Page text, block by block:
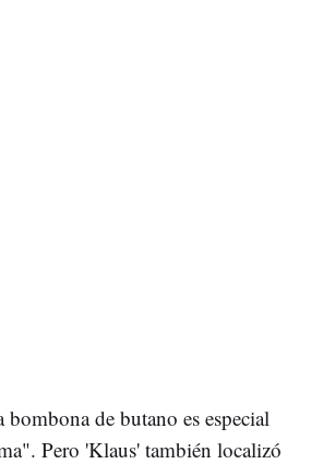
de butano es especial
Pero 'Klaus' también localizó